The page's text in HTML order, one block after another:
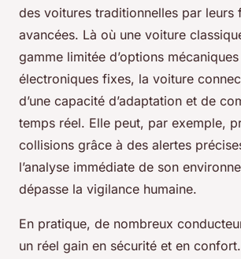
des voitures traditionnelles par leurs
avancées. Là où une voiture
gamme limitée d’options
électroniques fixes, la voiture
d’une capacité d’adaptation et de
temps réel. Elle peut, par exemple,
collisions grâce à des alertes
l’analyse immédiate de son
dépasse la vigilance humaine.
En pratique, de nombreux
un réel gain en sécurité et en